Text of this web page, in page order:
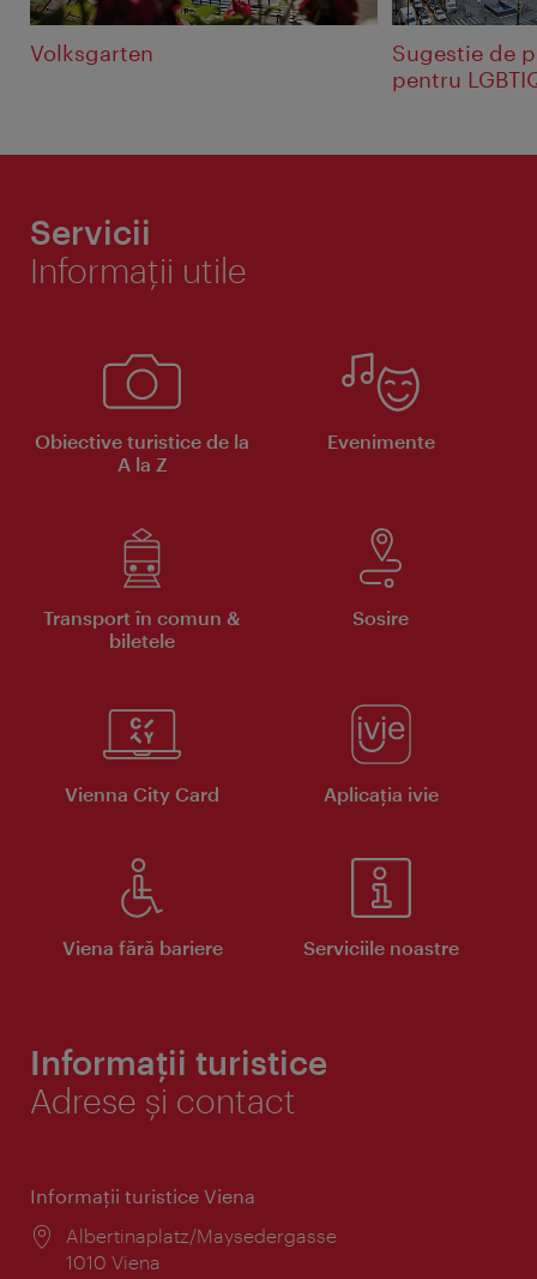
Volksgarten
Sugestie de
pentru
Servicii
Informaţii utile
Obiective turistice de la
A la Z
Evenimente
Transport în comun &
biletele
Sosire
Vienna City Card Aplicaţia ivie
Viena fără bariere Serviciile noastre
Informații turistice
Adrese și contact
Informaţii turistice Viena
Locul:
Albertinaplatz/Maysedergasse
1010 Viena